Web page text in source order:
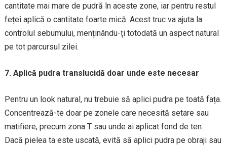
cantitate mai mare de pudră în aceste zone, iar pentru restul
feței aplică o cantitate foarte mică. Acest truc va ajuta la
controlul sebumului, menținându-ți totodată un aspect natural
pe tot parcursul zilei.
7. Aplică pudra translucidă doar unde este necesar
Pentru un look natural, nu trebuie să aplici pudra pe toată fața.
Concentrează-te doar pe zonele care necesită setare sau
matifiere, precum zona T sau unde ai aplicat fond de ten.
Dacă pielea ta este uscată, evită să aplici pudra pe obraji sau